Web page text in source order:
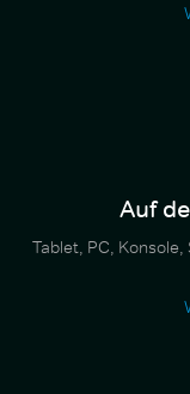
Auf
Tablet, PC,